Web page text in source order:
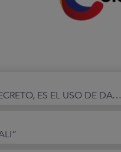
TIKTOK, LA ÚNICA RED SOCIAL EN CRECIMIENTO EN 2022. ENEA ANGELO TREVISAN (EALIXIR INC.) EL SECRETO, ES EL USO DE DATOS PERSONALES EL MUNDO FINANCIERO